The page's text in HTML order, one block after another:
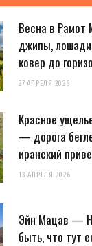
Оповещать
подписаться на
Весна в Рамот
джипы,
ковер до
27 АПРЕЛЯ 2026
Красное
— дорога
иранский
13 АПРЕЛЯ 2026
Эйн Мацав —
быть, что тут